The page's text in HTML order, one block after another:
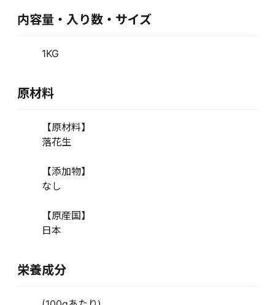
内容量・入り数・サイズ
1KG
原材料
【原材料】
落花生
【添加物】
なし
【原産国】
日本
栄養成分